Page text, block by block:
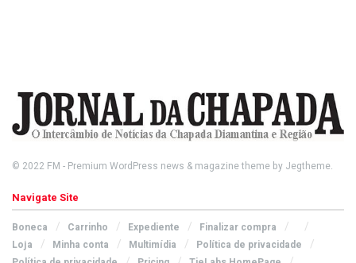
© 2022 FM - Premium WordPress news & magazine theme by Jegtheme.
Navigate Site
Boneca Carrinho Expediente
Finalizar compra
Loja
Minha conta Multimídia
Política de privacidade